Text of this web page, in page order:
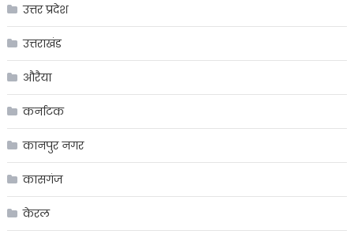
उत्तर प्रदेश
उत्तराखंड
औरैया
कर्नाटक
कानपुर नगर
कासगंज
केरल